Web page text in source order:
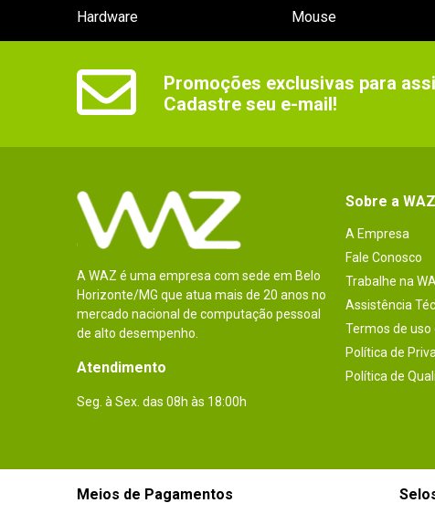
Hardware
Mouse
Promoções exclusivas para
Cadastre seu e-mail!
A WAZ é uma empresa com sede em Belo
Horizonte/MG que atua mais de 20 anos no
mercado nacional de computação pessoal
de alto desempenho.
Atendimento
Seg. à Sex. das 08h às 18:00h
Sobre a WAZ
A Empresa
Fale Conosco
Trabalhe na
Assistência
Termos de uso
Política de
Política de
Meios de Pagamentos